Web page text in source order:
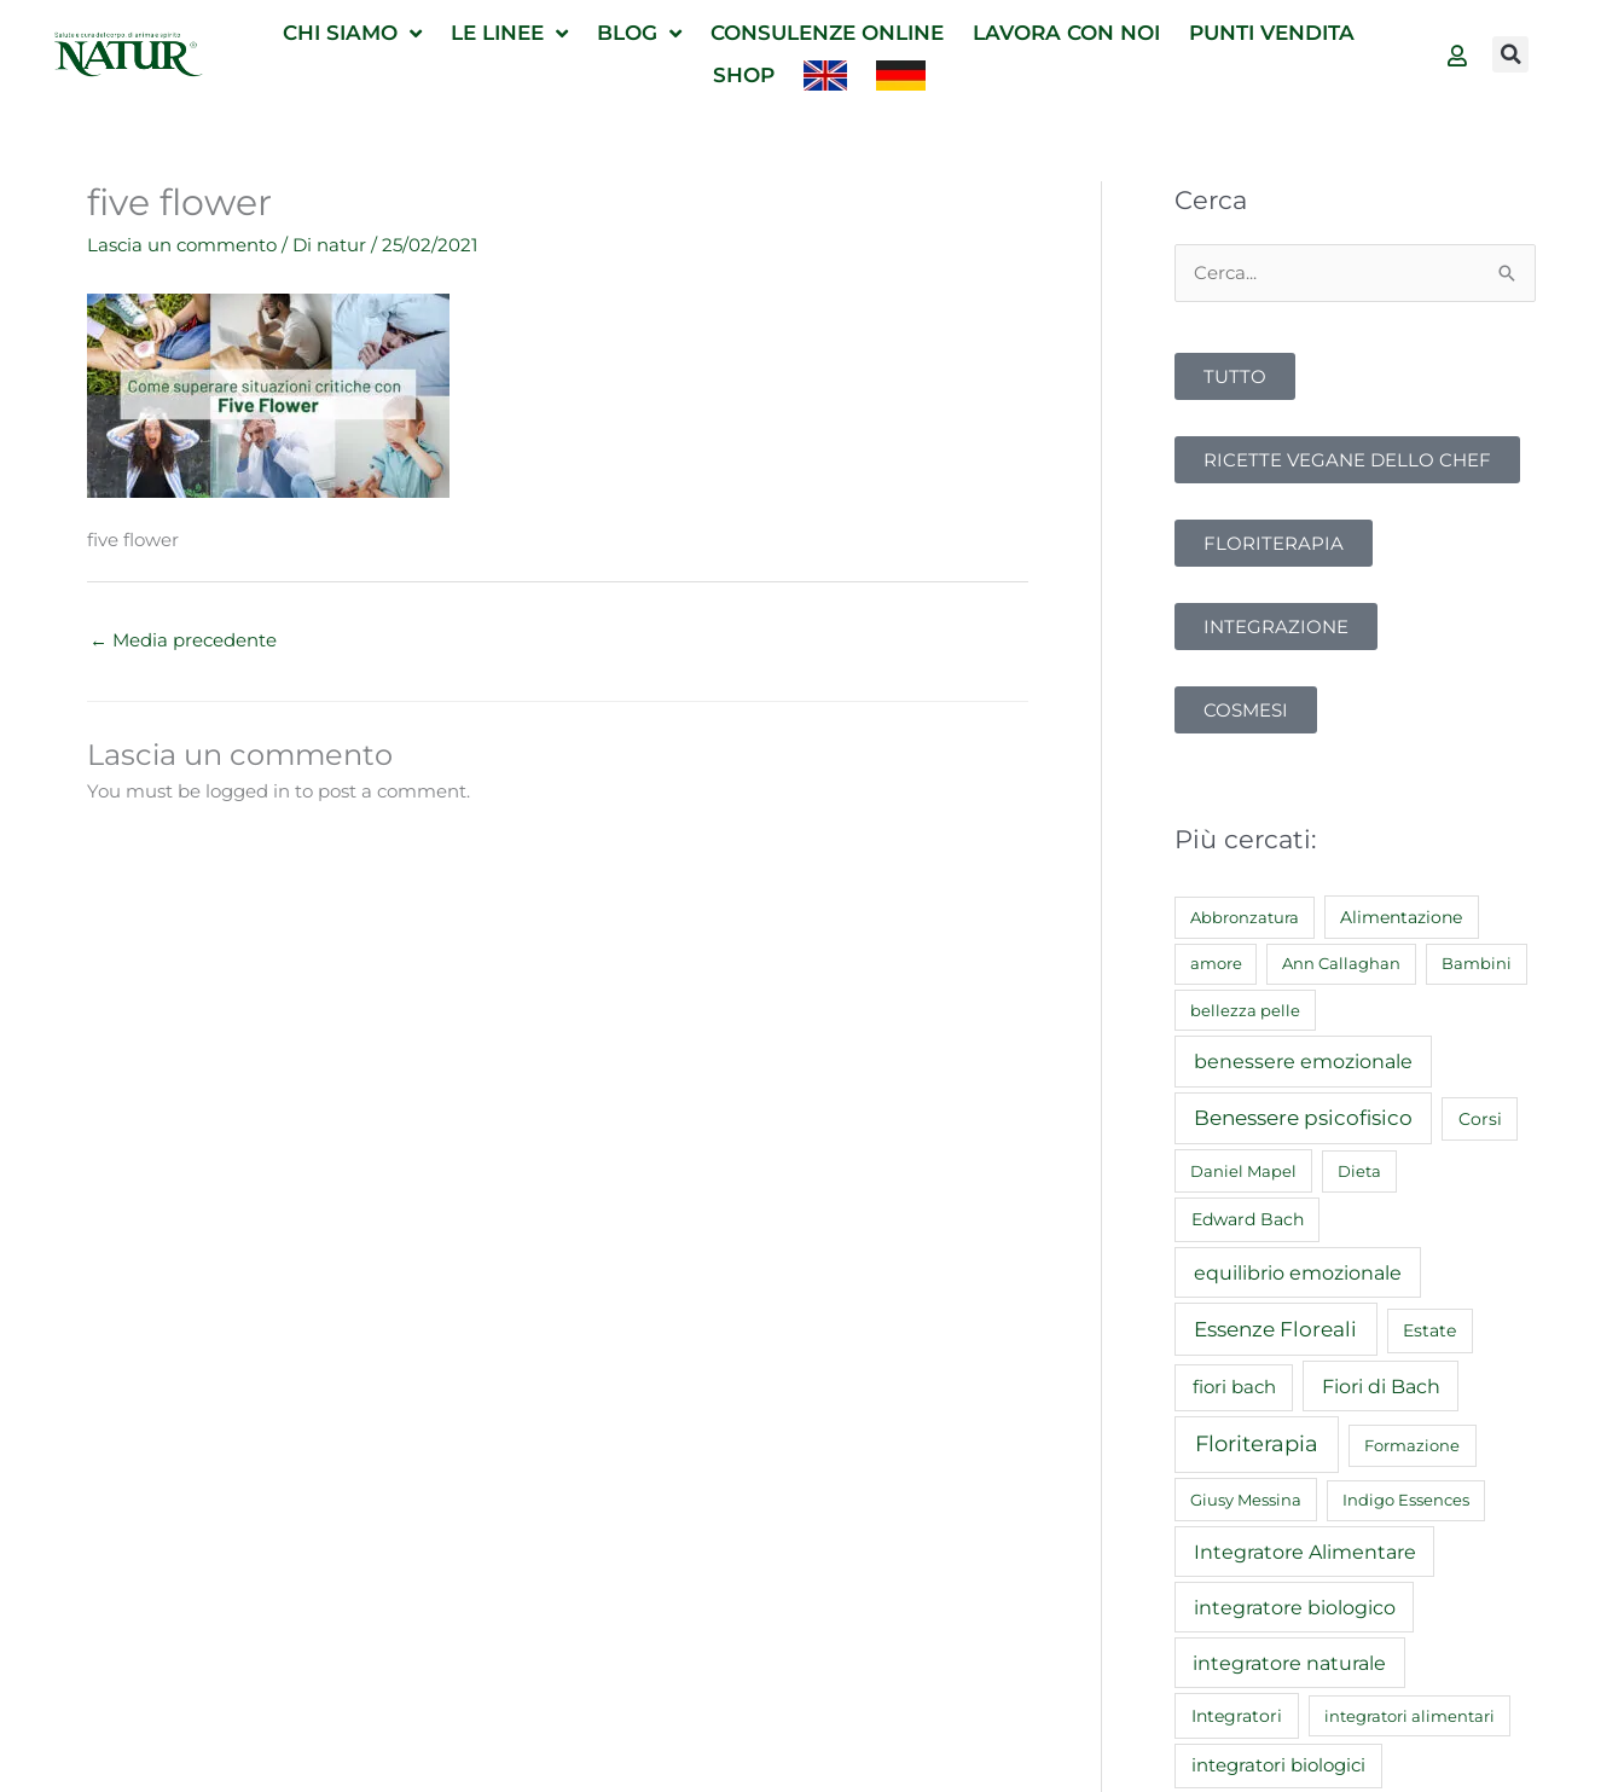
contenuto
CHI SIAMO LE LINEE BLOG CONSULENZE ONLINE LAVORA CON NOI
PUNTI VENDITA
SHOP
five flower
Lascia un commento / Di natur /25/02/2021
five flower
← Media precedente
Lascia un commento
You must be logged in to post a comment.
Cerca
r
TUTTO
RICETTE VEGANE DELLO CHEF
FLORITERAPIA
INTEGRAZIONE
COSMESI
Più cercati:
Abbronzatura Alimentazione
amore Ann Callaghan Bambini
bellezza pelle
benessere emozionale
Benessere psicofisico Corsi
Daniel Mapel Dieta
Edward Bach
equilibrio emozionale
Essenze Floreali Estate
fiori bach Fiori di Bach
Floriterapia Formazione
Giusy Messina Indigo Essences
Integratore Alimentare
integratore biologico
integratore naturale
Integratori integratori alimentari
integratori biologici